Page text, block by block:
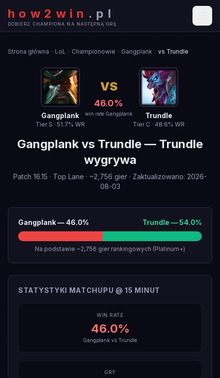
how2win . pl
DOBIERZ CHAMPIONA NA NASTĘPNĄ GRĘ
Strona główna LoL Championowie Gangplank vs Trundle
Gangplank
Tier S · 51.7% WR
VS
46.0%
win rate Gangplank Trundle
Tier C · 48.6% WR
Gangplank vs Trundle — Trundle
wygrywa
Patch 16.15 · Top Lane · ~2,756 gier · Zaktualizowano: 2026-
08-03
Gangplank— 46.0% Trundle —54.0%
Na podstawie ~2,756 gier rankingowych (Platinum+)
STATYSTYKI MATCHUPU @ 15 MINUT
WIN RATE
46.0%
Gangplank vs Trundle
GRY